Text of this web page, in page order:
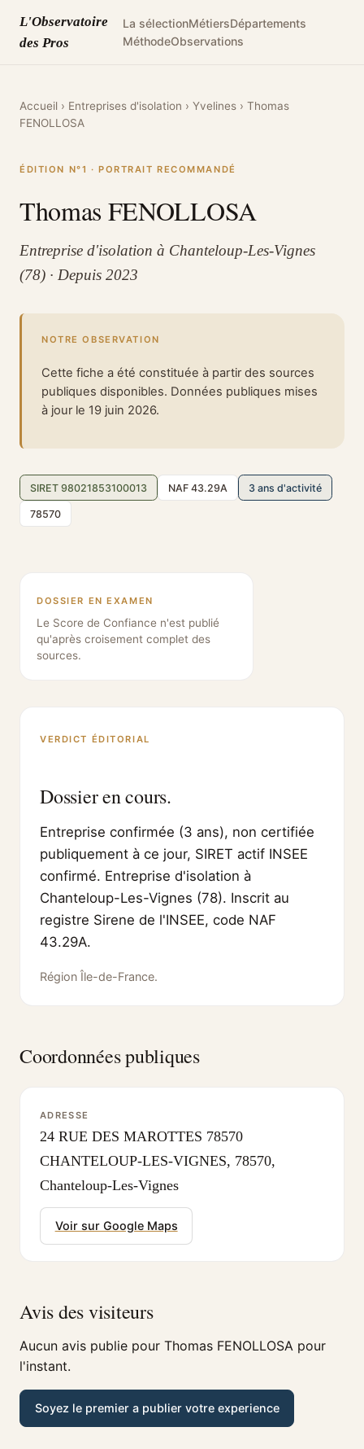
L'Observatoire
des Pros
La sélectionMétiersDépartements
MéthodeObservations
Accueil › Entreprises d'isolation › Yvelines › Thomas
FENOLLOSA
ÉDITION N°1 · PORTRAIT RECOMMANDÉ
Thomas FENOLLOSA
Entreprise d'isolation à Chanteloup-Les-Vignes
(78) · Depuis 2023
NOTRE OBSERVATION
Cette fiche a été constituée à partir des sources
publiques disponibles. Données publiques mises
à jour le 19 juin 2026.
SIRET 98021853100013 NAF 43.29A 3 ans d'activité
78570
DOSSIER EN EXAMEN
Le Score de Confiance n'est publié
qu'après croisement complet des
sources.
VERDICT ÉDITORIAL
Dossier en cours.
Entreprise confirmée (3 ans), non certifiée
publiquement à ce jour, SIRET actif INSEE
confirmé. Entreprise d'isolation à
Chanteloup-Les-Vignes (78). Inscrit au
registre Sirene de l'INSEE, code NAF
43.29A.
Région Île-de-France.
Coordonnées publiques
ADRESSE
24 RUE DES MAROTTES 78570
CHANTELOUP-LES-VIGNES, 78570,
Chanteloup-Les-Vignes
Voir sur Google Maps
Avis des visiteurs
Aucun avis publie pour Thomas FENOLLOSA pour
l'instant.
Soyez le premier a publier votre experience